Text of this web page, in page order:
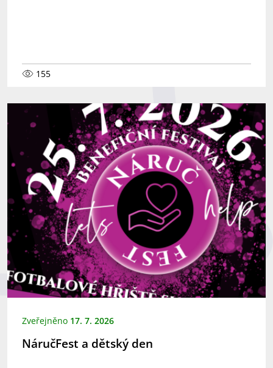
155
Zveřejněno 17. 7. 2026
NáručFest a dětský den